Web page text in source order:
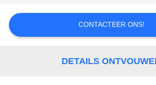
CITAAT
SITEMAP
CONTACTEER ONS!
DETAILS